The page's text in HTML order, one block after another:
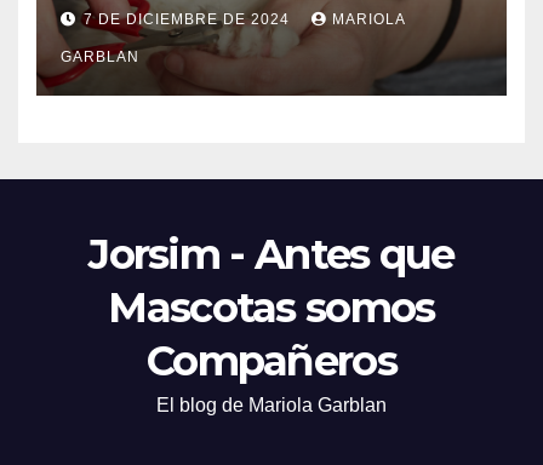
7 DE DICIEMBRE DE 2024 MARIOLA
GARBLAN
Jorsim - Antes que
Mascotas somos
Compañeros
El blog de Mariola Garblan